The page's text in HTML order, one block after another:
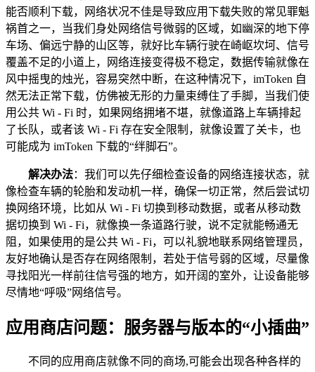
能否顺利下载，网络状况不佳是导致应用下载失败的常见罪魁
祸首之一，当我们身处网络信号微弱的区域，如幽深的地下停
车场、偏远宁静的山区等，就好比车辆行驶在崎岖坎坷、信号
覆盖不足的小道上，网络连接变得极不稳定，数据传输就像在
风中摇曳的烛光，容易突然中断，在这种情况下，imToken 自
然无法正常下载，仿佛被无形的力量束缚住了手脚，当我们使
用公共 Wi - Fi 时，如果网络拥堵不堪，就像道路上车辆排起
了长队，或者该 Wi - Fi 存在安全限制，就像设置了关卡，也
可能成为 imToken 下载的“绊脚石”。
解决办法：我们可以先仔细检查设备的网络连接状态，就
像检查车辆的轮胎和发动机一样，确保一切正常，然后尝试切
换网络环境，比如从 Wi - Fi 切换到移动数据，或者从移动数
据切换到 Wi - Fi，就像换一条道路行驶，说不定就能畅通无
阻，如果使用的是公共 Wi - Fi，可以礼貌地联系网络管理员，
友好地确认是否存在网络限制，若处于信号弱的区域，尽量像
寻找阳光一样前往信号强的地方，如开阔的室外，让设备能够
尽情地“呼吸”网络信号。
应用商店问题：服务器与版本的“小插曲”
不同的应用商店就像不同的商场,可能会出现各种各样的